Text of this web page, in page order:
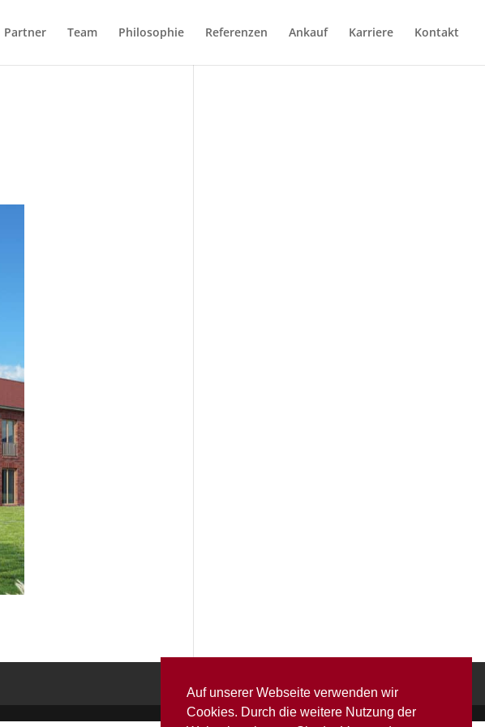
Partner Team Philosophie Referenzen Ankauf Karriere Kontakt
Auf unserer Webseite verwenden wir
Cookies. Durch die weitere Nutzung der